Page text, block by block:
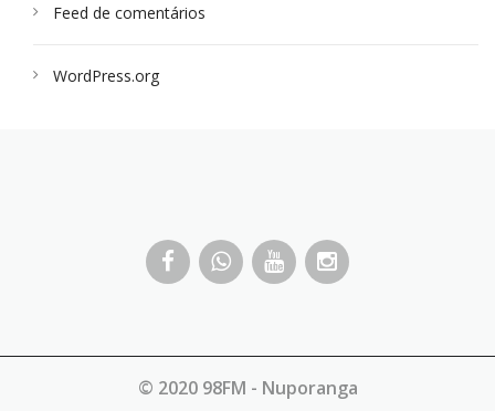
Feed de comentários
WordPress.org
© 2020 98FM - Nuporanga